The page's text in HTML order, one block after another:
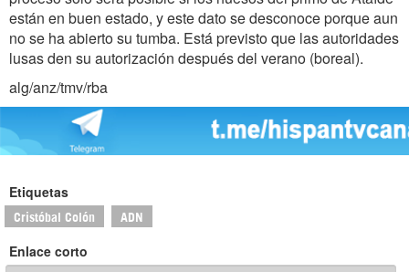
están en buen estado, y este dato se desconoce porque aun
no se ha abierto su tumba. Está previsto que las autoridades
lusas den su autorización después del verano (boreal).
alg/anz/tmv/rba
Etiquetas
Cristóbal Colón ADN
Enlace corto